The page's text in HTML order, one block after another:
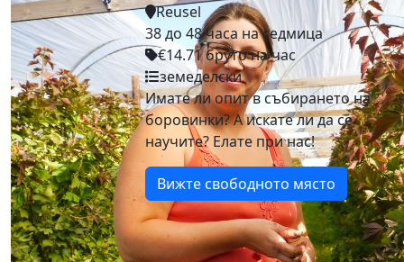
Reusel
38 до 48 часа на седмица
€14.71 бруто на час
земеделски
Имате ли опит в събирането на
боровинки? А искате ли да се
научите? Елате при нас!
Вижте свободното място